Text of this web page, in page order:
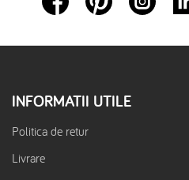
INFORMATII UTILE
Politica de retur
Livrare